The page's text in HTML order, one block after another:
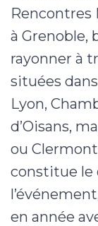
Rencontres
à Grenoble,
rayonner à
situées
Lyon,
d’Oisans,
ou
constitue le
en année